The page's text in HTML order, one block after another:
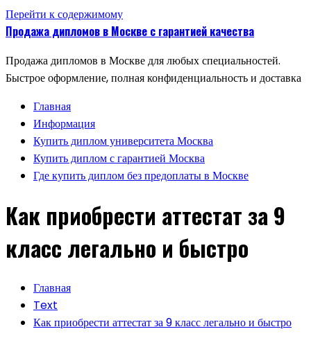
Перейти к содержимому
Продажа дипломов в Москве с гарантией качества
Продажа дипломов в Москве для любых специальностей.
Быстрое оформление, полная конфиденциальность и доставка
Главная
Информация
Купить диплом университета Москва
Купить диплом с гарантией Москва
Где купить диплом без предоплаты в Москве
Как приобрести аттестат за 9
класс легально и быстро
Главная
Text
Как приобрести аттестат за 9 класс легально и быстро